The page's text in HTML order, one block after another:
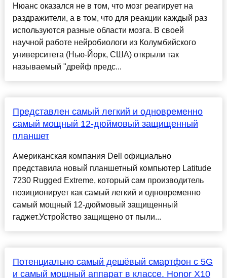
Нюанс оказался не в том, что мозг реагирует на
раздражители, а в том, что для реакции каждый раз
используются разные области мозга. В своей
научной работе нейробиологи из Колумбийского
университета (Нью-Йорк, США) открыли так
называемый "дрейф предс...
Представлен самый легкий и одновременно
самый мощный 12-дюймовый защищенный
планшет
Американская компания Dell официально
представила новый планшетный компьютер Latitude
7230 Rugged Extreme, который сам производитель
позиционирует как самый легкий и одновременно
самый мощный 12-дюймовый защищенный
гаджет.Устройство защищено от пыли...
Потенциально самый дешёвый смартфон с 5G
и самый мощный аппарат в классе. Honor X10